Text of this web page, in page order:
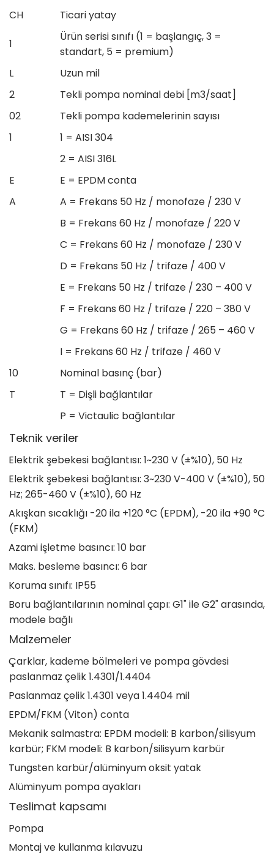
CH
Ticari yatay
1
Ürün serisi sınıfı (1 = başlangıç, 3 =
standart, 5 = premium)
L
Uzun mil
2
Tekli pompa nominal debi [m3/saat]
02
Tekli pompa kademelerinin sayısı
1
1 = AISI 304
2 = AISI 316L
E
E = EPDM conta
A
A = Frekans 50 Hz / monofaze / 230 V
B = Frekans 60 Hz / monofaze / 220 V
C = Frekans 60 Hz / monofaze / 230 V
D = Frekans 50 Hz / trifaze / 400 V
E = Frekans 50 Hz / trifaze / 230 – 400 V
F = Frekans 60 Hz / trifaze / 220 – 380 V
G = Frekans 60 Hz / trifaze / 265 – 460 V
I = Frekans 60 Hz / trifaze / 460 V
10
Nominal basınç (bar)
T
T = Dişli bağlantılar
P = Victaulic bağlantılar
Teknik veriler
Elektrik şebekesi bağlantısı: 1~230 V (±%10), 50 Hz
Elektrik şebekesi bağlantısı: 3~230 V-400 V (±%10), 50
Hz; 265-460 V (±%10), 60 Hz
Akışkan sıcaklığı -20 ila +120 °C (EPDM), -20 ila +90 °C
(FKM)
Azami işletme basıncı: 10 bar
Maks. besleme basıncı: 6 bar
Koruma sınıfı: IP55
Boru bağlantılarının nominal çapı: G1" ile G2" arasında,
modele bağlı
Malzemeler
Çarklar, kademe bölmeleri ve pompa gövdesi
paslanmaz çelik 1.4301/1.4404
Paslanmaz çelik 1.4301 veya 1.4404 mil
EPDM/FKM (Viton) conta
Mekanik salmastra: EPDM modeli: B karbon/silisyum
karbür; FKM modeli: B karbon/silisyum karbür
Tungsten karbür/alüminyum oksit yatak
Alüminyum pompa ayakları
Тeslimat kapsamı
Pompa
Montaj ve kullanma kılavuzu